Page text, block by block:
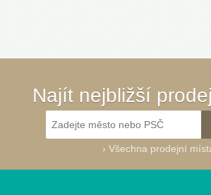
Najít nejbližší
› Všechna prodejní